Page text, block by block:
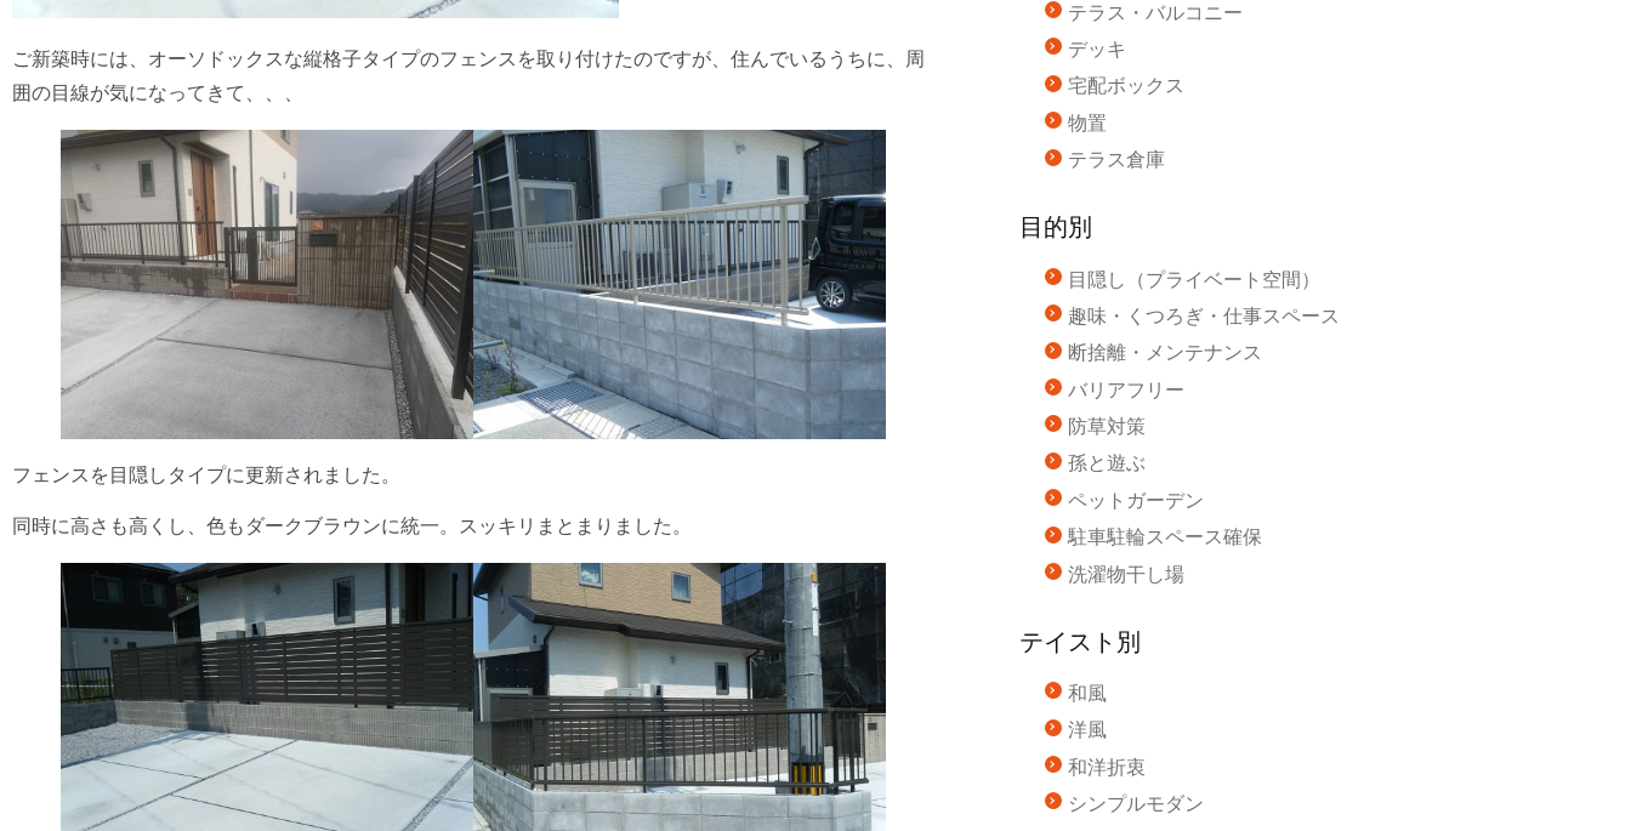
ご新築時には、オーソドックスな縦格子タイプのフェンスを取り付けたのですが、住んでいるうちに、周
囲の目線が気になってきて、、、
フェンスを目隠しタイプに更新されました。
同時に高さも高くし、色もダークブラウンに統一。スッキリまとまりました。
テラス・バルコニー
デッキ
宅配ボックス
物置
テラス倉庫
目的別
目隠し（プライベート空間）
趣味・くつろぎ・仕事スペース
断捨離・メンテナンス
バリアフリー
防草対策
孫と遊ぶ
ペットガーデン
駐車駐輪スペース確保
洗濯物干し場
テイスト別
和風
洋風
和洋折衷
シンプルモダン